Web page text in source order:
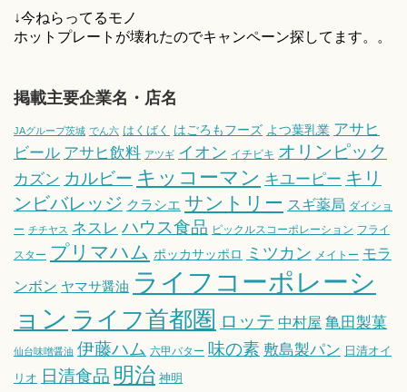
↓今ねらってるモノ
ホットプレートが壊れたのでキャンペーン探してます。。
掲載主要企業名・店名
JAグループ茨城 でん六 はくばく はごろもフーズ よつ葉乳業 アサヒ
ビール アサヒ飲料 アツギ イオン イチビキ オリンピック
カズン カルビー キッコーマン キユーピー キリ
ンビバレッジ クラシエ サントリー スギ薬局 ダイショ
ー チチヤス ネスレ ハウス食品 ピックルスコーポレーション フライ
スター プリマハム ポッカサッポロ ミツカン メイトー モラ
ンボン ヤマサ醤油 ライフコーポレーシ
ョン ライフ首都圏 ロッテ 中村屋 亀田製菓
仙台味噌醤油 伊藤ハム 六甲バター 味の素 敷島製パン 日清オイ
リオ 日清食品 明治 神明